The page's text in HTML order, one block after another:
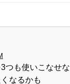
つも使いこなせ
なるかも